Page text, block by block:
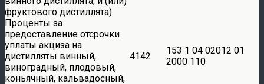
фруктового дистиллята)
Проценты за
предоставление отсрочки
уплаты акциза на
дистилляты винный,
виноградный, плодовый,
коньячный, кальвадосный,
4142
153 1 04 02012 01
2000 110